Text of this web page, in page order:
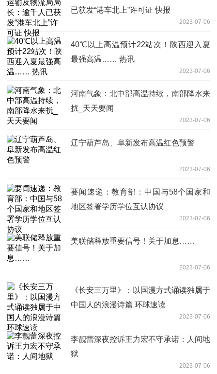
已获发“港车北上”许可证 快报
2023-07-06
40℃以上高温预计22站次！陕西迎入夏
最强高温…… 热讯
2023-07-06
河南气象：北中部高温持续，南部降水来
扰_天天要闻
2023-07-06
辽宁葫芦岛、阜新发布高温红色预警
2023-07-06
要闻速递：教育部：中国与58个国家和
地区签署学历学位互认协议
2023-07-06
美联储释放重要信号！关于加息……
2023-07-06
《长安三万里》：以国漫方式诵读独属于
中国人的浪漫诗篇 环球速读
2023-07-06
李靓蕾深夜控诉王力宏不守承诺：人间地
狱
2023-07-06